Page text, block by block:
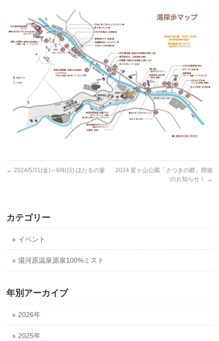
← 2024/5/31(金)～6/9(日) ほたるの宴
2024 星ヶ山公園「さつきの郷」開催
のお知らせ！
→
カテゴリー
イベント
湯河原温泉源泉100%ミスト
年別アーカイブ
2026年
2025年